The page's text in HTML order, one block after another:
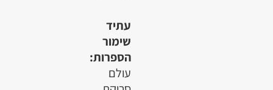
עתיד
שימור
הספרות:
עולם